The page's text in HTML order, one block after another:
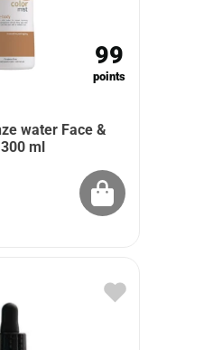
99
points
water Face &
ml